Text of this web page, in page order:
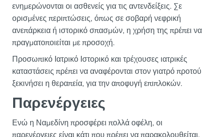
ενημερώνονται οι ασθενείς για τις αντενδείξεις. Σε
ορισμένες περιπτώσεις, όπως σε σοβαρή νεφρική
ανεπάρκεια ή ιστορικό σπασμών, η χρήση της πρέπει να
πραγματοποιείται με προσοχή.
Προσωπικό Ιατρικό Ιστορικό και τρέχουσες ιατρικές
καταστάσεις πρέπει να αναφέρονται στον γιατρό προτού
ξεκινήσει η θεραπεία, για την αποφυγή επιπλοκών.
Παρενέργειες
Ενώ η Ναμεδίνη προσφέρει πολλά οφέλη, οι